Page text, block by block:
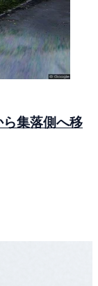
集落側へ移